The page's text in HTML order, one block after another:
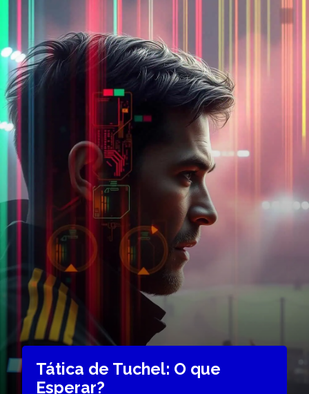
Tática de Tuchel: O que
Esperar?